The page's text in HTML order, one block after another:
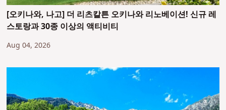
[오키나와, 나고] 더 리츠칼튼 오키나와 리노베이션! 신규 레
스토랑과 30종 이상의 액티비티
Aug 04, 2026